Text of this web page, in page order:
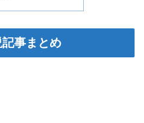
事まとめ